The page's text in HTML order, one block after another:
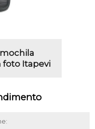
foto Itapevi